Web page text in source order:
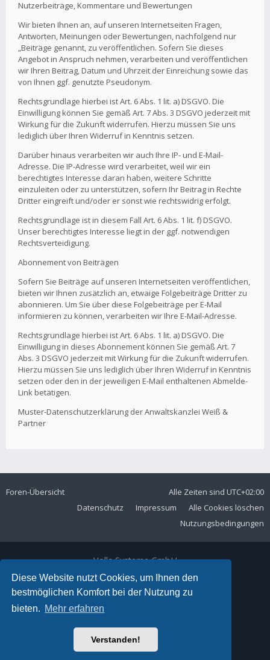
Diese Website nutzt Cookies, um Ihnen den
bestmöglichen Komfort bei der Nutzung zu
bieten. Mehr erfahren
Verstanden!
Nutzerbeiträge, Kommentare und Bewertungen
Wir bieten Ihnen an, auf unseren Internetseiten Fragen,
Antworten, Meinungen oder Bewertungen, nachfolgend nur
„Beiträge genannt, zu veröffentlichen. Sofern Sie dieses
Angebot in Anspruch nehmen, verarbeiten und veröffentlichen
wir Ihren Beitrag, Datum und Uhrzeit der Einreichung sowie das
von Ihnen ggf. genutzte Pseudonym.
Rechtsgrundlage hierbei ist Art. 6 Abs. 1 lit. a) DSGVO. Die
Einwilligung können Sie gemäß Art. 7 Abs. 3 DSGVO jederzeit mit
Wirkung für die Zukunft widerrufen. Hierzu müssen Sie uns
lediglich über Ihren Widerruf in Kenntnis setzen.
Darüber hinaus verarbeiten wir auch Ihre IP- und E-Mail-
Adresse. Die IP-Adresse wird verarbeitet, weil wir ein
berechtigtes Interesse daran haben, weitere Schritte
einzuleiten oder zu unterstützen, sofern Ihr Beitrag in Rechte
Dritter eingreift und/oder er sonst wie rechtswidrig erfolgt.
Rechtsgrundlage ist in diesem Fall Art. 6 Abs. 1 lit. f) DSGVO.
Unser berechtigtes Interesse liegt in der ggf. notwendigen
Rechtsverteidigung.
Abonnement von Beiträgen
Sofern Sie Beiträge auf unseren Internetseiten veröffentlichen,
bieten wir Ihnen zusätzlich an, etwaige Folgebeiträge Dritter zu
abonnieren. Um Sie über diese Folgebeiträge per E-Mail
informieren zu können, verarbeiten wir Ihre E-Mail-Adresse.
Rechtsgrundlage hierbei ist Art. 6 Abs. 1 lit. a) DSGVO. Die
Einwilligung in dieses Abonnement können Sie gemäß Art. 7
Abs. 3 DSGVO jederzeit mit Wirkung für die Zukunft widerrufen.
Hierzu müssen Sie uns lediglich über Ihren Widerruf in Kenntnis
setzen oder den in der jeweiligen E-Mail enthaltenen Abmelde-
Link betätigen.
Muster-Datenschutzerklärung der Anwaltskanzlei Weiß &
Partner
Foren-Übersicht Alle Zeiten sind UTC+02:00
Alle Cookies löschen
Impressum
Datenschutz
Nutzungsbedingungen
Volla Systeme GmbH
Kölner Straße 102
42897 Remscheid
Telefon:+49 2191 59897 61
E-Mail:
Ariki Theme by